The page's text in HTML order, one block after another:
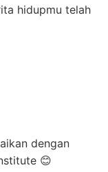
hidupmu telah
dengan
😊